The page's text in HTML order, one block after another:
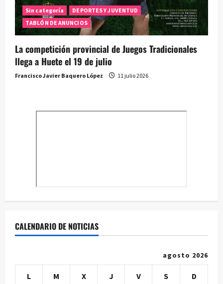
Sin categoría
DEPORTES Y JUVENTUD
TABLÓN DE ANUNCIOS
La competición provincial de Juegos Tradicionales
llega a Huete el 19 de julio
Francisco Javier Baquero López 11 julio 2026
CALENDARIO DE NOTICIAS
agosto 2026
L M X J V S D